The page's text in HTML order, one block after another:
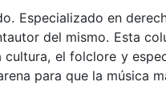
Especializado en
del mismo. Esta
el folclore y
para que la música